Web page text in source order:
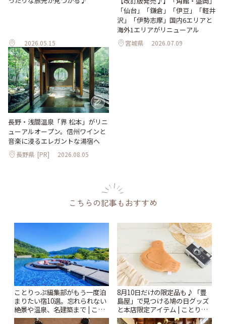
2026.05.15
「仙台」「鎌倉」「伊豆」「軽井
沢」「伊勢志摩」国内6エリアと
海外1エリアがリニューアル
宮城県 2026.07.09
長野・浅間温泉「界 松本」がリニ
ューアルオープン。信州ワインと
音楽に浸るエレガントな湯宿へ
長野県 [PR] 2026.08.05
こちらの記事もおすすめ
ことりっぷ編集部がもう一度泊
まりたい宿10選。忘れられない
絶景や温泉、名建築まで | こと
りっぷ
8月10日だけの限定品も♪「豊
島屋」で見つける鳩の日グッズ
と本店限定アイテム | ことりっ
ぷ